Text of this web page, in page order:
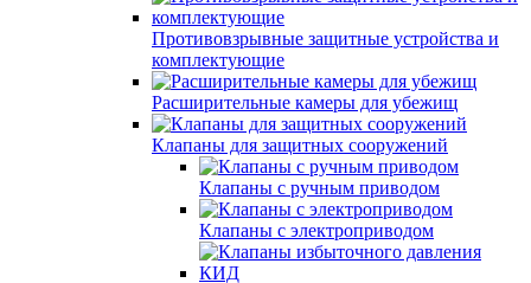
Противовзрывные защитные устройства и
комплектующие
Расширительные камеры для убежищ
Клапаны для защитных сооружений
Клапаны с ручным приводом
Клапаны с электроприводом